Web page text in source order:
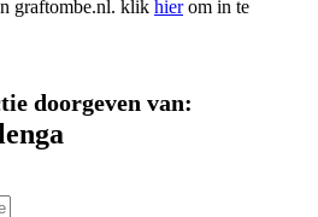
graftombe.nl. klik hierom in te
doorgeven van: